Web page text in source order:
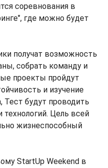
соревнования в
где можно будет
получат возможность
собрать команду и
проекты пройдут
и изучение
будут проводить
Цель всей
жизнеспособный
StartUp Weekend в